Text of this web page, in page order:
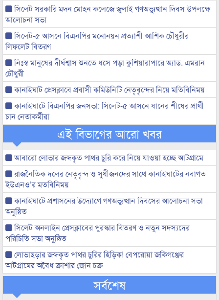
সিলেট সরকারি মদন মোহন কলেজে জুলাই গণঅভ্যুত্থান দিবস উপলক্ষে
আলোচনা সভা
সিলেট-৫ আসনে বিএনপির মনোনয়ন প্রত্যাশী আশিক চৌধুরীর
লিফলেট বিতরণ
নিঃস্ব মানুষের দীর্ঘশ্বাস শুনতে ধসে পড়া কুশিয়ারাপারে অ্যাড. এমরান
চৌধুরী
কানাইঘাট প্রেসক্লাবে প্রবাসী কমিউনিটি নেতৃবৃন্দের নিয়ে মতিবিনিময়
কানাইঘাটে বিএনপির জনসভা: সিলেট-৫ আসনে ধানের শীষের প্রার্থী
চান নেতাকর্মীরা
এই বিভাগের আরো খবর
আবারো লোভার জব্দকৃত পাথর চুরি করে নিয়ে যাওয়া হচ্ছে আটগ্রামে
রাজনৈতিক দলের নেতৃবৃন্দ ও সুধীজনদের সাথে কানাইঘাটের নবাগত
ইউএনও’র মতবিনিময়
কানাইঘাটে প্রশাসনের উদ্যোগে গণঅভ্যুত্থান দিবসের আলোচনা সভা
অনুষ্ঠিত
সিলেট অনলাইন প্রেসক্লাবের পুরস্কার বিতরণ ও নতুন সদস্যদের
পরিচিতি সভা অনুষ্ঠিত
লোভাছড়ার জব্দকৃত পাথর চুরির হিড়িক! বেপরোয়া জকিগঞ্জের
আটগ্রামের অবৈধ ক্রাশার জোন চক্র
সর্বশেষ